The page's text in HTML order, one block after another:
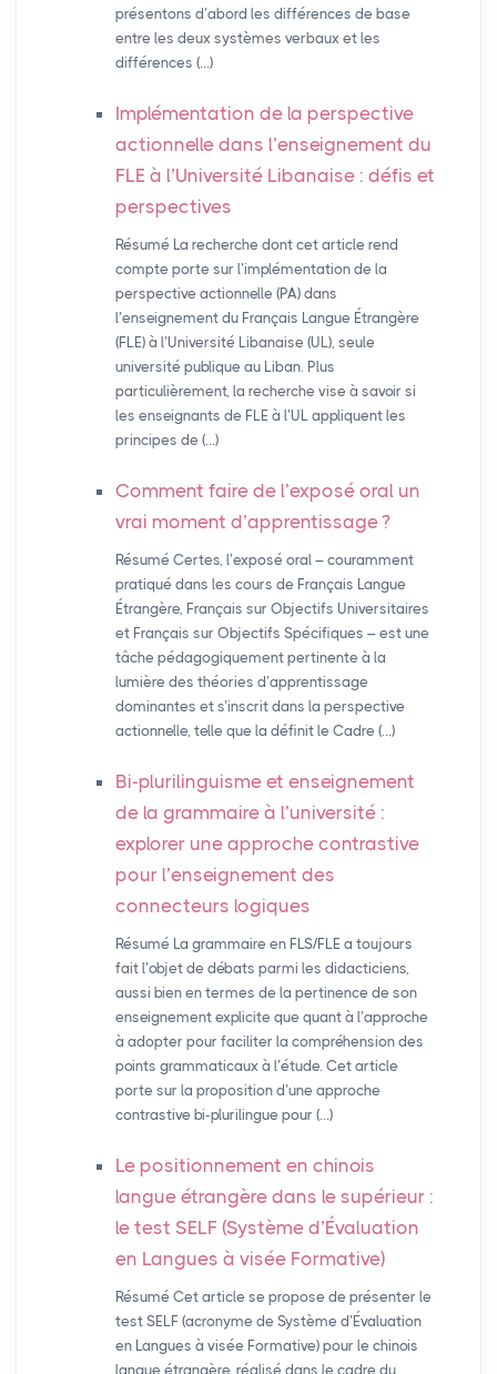
présentons d’abord les différences de base
entre les deux systèmes verbaux et les
différences (…)
Implémentation de la perspective
actionnelle dans l’enseignement du
FLE à l’Université Libanaise : défis et
perspectives
Résumé La recherche dont cet article rend
compte porte sur l’implémentation de la
perspective actionnelle (PA) dans
l’enseignement du Français Langue Étrangère
(FLE) à l’Université Libanaise (UL), seule
université publique au Liban. Plus
particulièrement, la recherche vise à savoir si
les enseignants de FLE à l’UL appliquent les
principes de (…)
Comment faire de l’exposé oral un
vrai moment d’apprentissage?
Résumé Certes, l’exposé oral – couramment
pratiqué dans les cours de Français Langue
Étrangère, Français sur Objectifs Universitaires
et Français sur Objectifs Spécifiques – est une
tâche pédagogiquement pertinente à la
lumière des théories d’apprentissage
dominantes et s’inscrit dans la perspective
actionnelle, telle que la définit le Cadre (…)
Bi-plurilinguisme et enseignement
de la grammaire à l’université :
explorer une approche contrastive
pour l’enseignement des
connecteurs logiques
Résumé La grammaire en FLS/FLE a toujours
fait l’objet de débats parmi les didacticiens,
aussi bien en termes de la pertinence de son
enseignement explicite que quant à l’approche
à adopter pour faciliter la compréhension des
points grammaticaux à l’étude. Cet article
porte sur la proposition d’une approche
contrastive bi-plurilingue pour (…)
Le positionnement en chinois
langue étrangère dans le supérieur :
le test SELF (Système d’Évaluation
en Langues à visée Formative)
Résumé Cet article se propose de présenter le
test SELF (acronyme de Système d’Évaluation
en Langues à visée Formative) pour le chinois
langue étrangère, réalisé dans le cadre du